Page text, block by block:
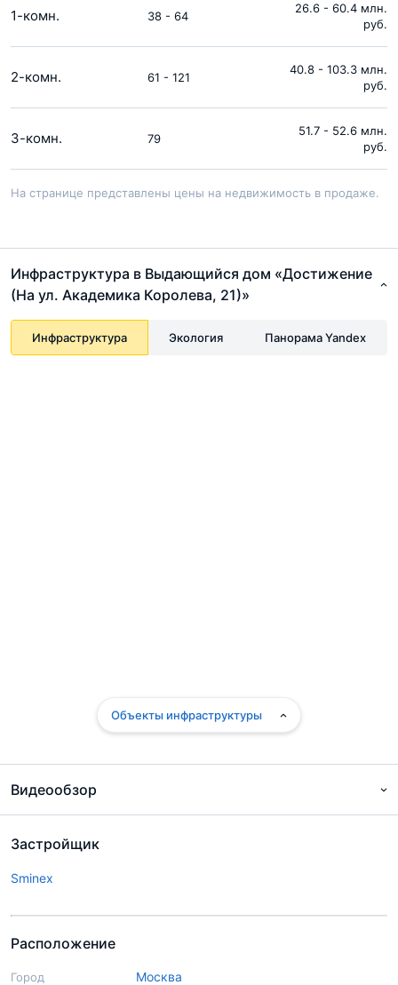
1-комн. 38 - 64
26.6 - 60.4 млн.
руб.
2-комн. 61 - 121
40.8 - 103.3 млн.
руб.
3-комн. 79
51.7 - 52.6 млн.
руб.
На странице представлены цены на недвижимость в продаже.
Видеообзор
Застройщик
Sminex
Расположение
Город Москва
Инфраструктура в Выдающийся дом «Достижение
(На ул. Академика Королева, 21)»
Инфраструктура Экология Панорама Yandex
Объекты инфраструктуры